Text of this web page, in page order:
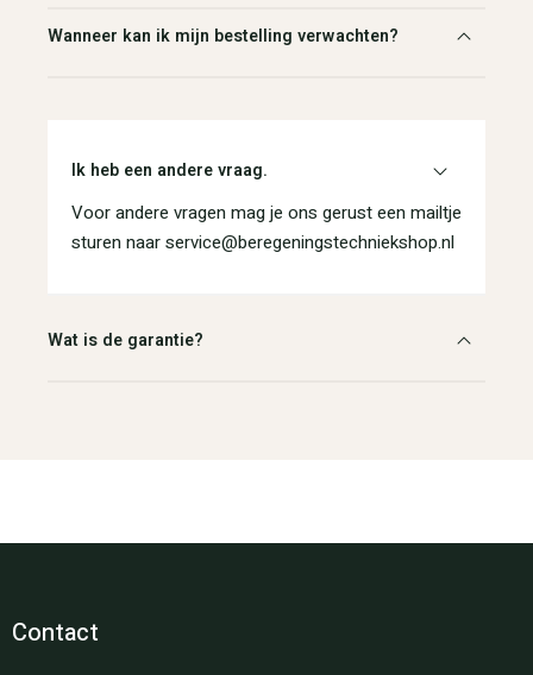
Wanneer kan ik mijn bestelling verwachten?
Ik heb een andere vraag.
Voor andere vragen mag je ons gerust een mailtje
sturen naar service@beregeningstechniekshop.nl
Wat is de garantie?
Contact